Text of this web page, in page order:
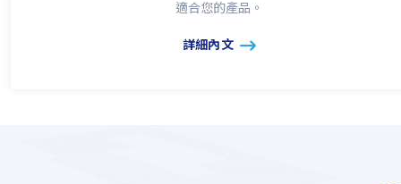
適合您的產品。
詳細內文